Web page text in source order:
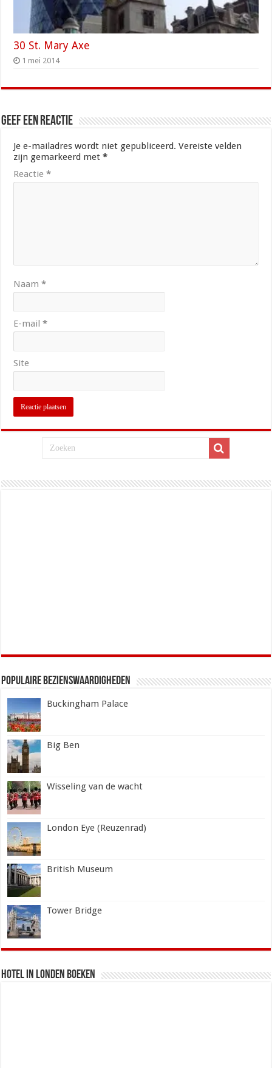
30 St. Mary Axe
1 mei 2014
Geef een reactie
Je e-mailadres wordt niet gepubliceerd. Vereiste velden
zijn gemarkeerd met*
Reactie*
Naam*
E-mail*
Site
Populaire Bezienswaardigheden
Buckingham Palace
Big Ben
Wisseling van de wacht
London Eye (Reuzenrad)
British Museum
Tower Bridge
Hotel in Londen boeken